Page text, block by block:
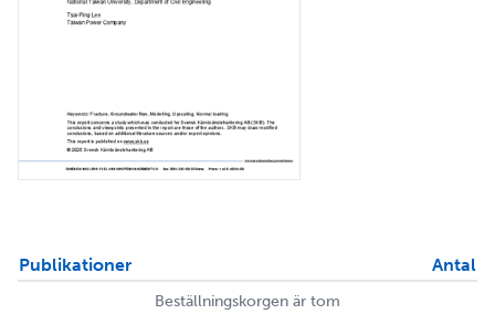
Publikationer Antal
Beställningskorgen är tom